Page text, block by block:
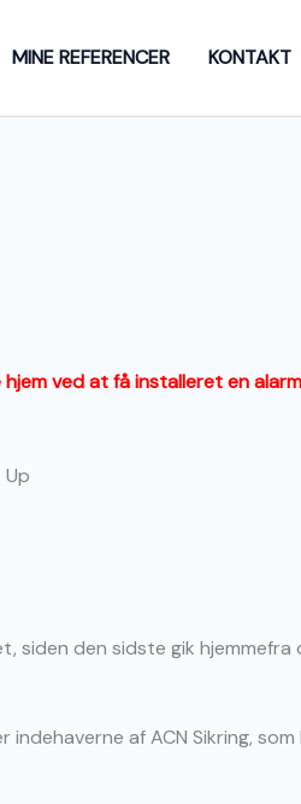
MINE REFERENCER KONTAKT
ved at få installeret en
siden den sidste gik hjemmefra
af ACN Sikring, som